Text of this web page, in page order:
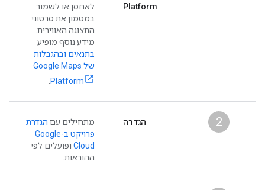
Platform
לאחסן או לשמור
במטמון את סרטוני
התצוגה האווירית.
מידע נוסף מופיע
בתנאים ובהגבלות
של Google Maps
Platform
2 הגדרה מתחילים עם הגדרת
פרויקט ב-Google
Cloud ופועלים לפי
ההוראות.